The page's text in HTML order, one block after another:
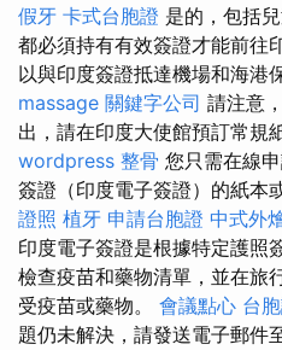
假牙 卡式台胞證 是的，包括
都必須持有有效簽證才能前往
以與印度簽證抵達機場和海港
massage 關鍵字公司 請注意
出，請在印度大使館預訂常規
wordpress 整骨 您只需在線
簽證（印度電子簽證）的紙本
證照 植牙 申請台胞證 中式外
印度電子簽證是根據特定護照
檢查疫苗和藥物清單，並在旅
受疫苗或藥物。 會議點心 台
題仍未解決，請發送電子郵件